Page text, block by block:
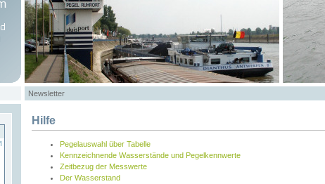
Newsletter
Hilfe
Pegelauswahl über Tabelle
Kennzeichnende Wasserstände und Pegelkennwerte
Zeitbezug der Messwerte
Der Wasserstand